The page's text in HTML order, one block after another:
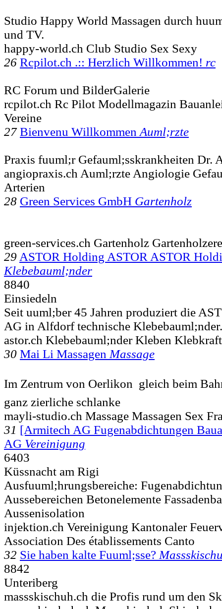
Studio Happy World Massagen durch
und TV.
happy-world.ch Club Studio Sex Sexy
26 Rcpilot.ch .:: Herzlich Willkommen! rc
RC Forum und BilderGalerie
rcpilot.ch Rc Pilot Modellmagazin
Vereine
27 Bienvenu Willkommen Auml;rzte
Praxis fuuml;r Gefauml;sskrankheiten Dr.
angiopraxis.ch Auml;rzte Angiologie
Arterien
28 Green Services GmbH Gartenholz
green-services.ch Gartenholz
29 ASTOR Holding ASTOR ASTOR
Klebebauml;nder
8840
Einsiedeln
Seit uuml;ber 45 Jahren produziert die
AG in Alfdorf technische
astor.ch Klebebauml;nder Kleben
30 Mai Li Massagen Massage
Im Zentrum von Oerlikon  gleich beim
ganz zierliche schlanke
mayli-studio.ch Massage Massagen Sex
31 [Armitech AG Fugenabdichtungen
AG Vereinigung
6403
Küssnacht am Rigi
Ausfuuml;hrungsbereiche:
Aussebereichen Betonelemente
Aussenisolation
injektion.ch Vereinigung Kantonaler
Association Des établissements Canto
32 Sie haben kalte Fuuml;sse?
8842
Unteriberg
massskischuh.ch die Profis rund um den